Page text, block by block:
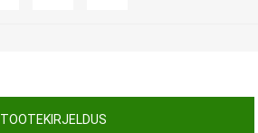
TOOTEKIRJELDUS